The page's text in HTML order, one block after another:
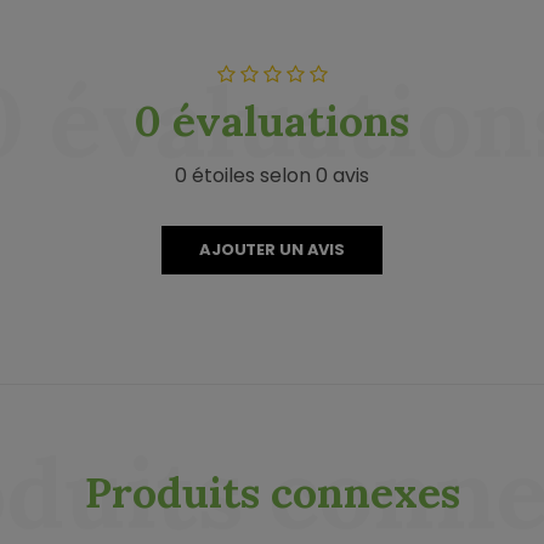
0 évaluations
évaluations
0 étoiles selon 0 avis
AJOUTER UN AVIS
Produits connexes